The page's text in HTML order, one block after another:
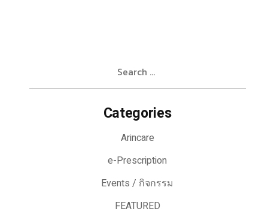
Categories
Arincare
e-Prescription
Events / กิจกรรม
FEATURED